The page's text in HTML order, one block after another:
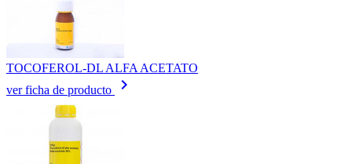
TOCOFEROL-DL ALFA ACETATO
ver ficha de producto
keyboard_arrow_right